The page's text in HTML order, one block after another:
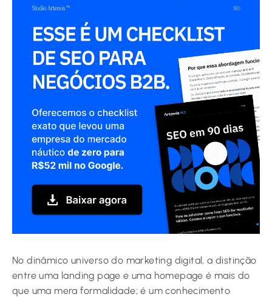
No dinâmico universo do marketing digital, a distinção
entre uma landing page e uma homepage é mais do
que uma mera formalidade; é um conhecimento